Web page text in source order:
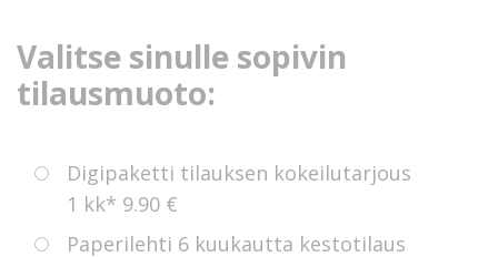
Valitse sinulle sopivin
tilausmuoto:
Digipaketti tilauksen kokeilutarjous
1 kk* 9.90 €
Paperilehti 6 kuukautta kestotilaus